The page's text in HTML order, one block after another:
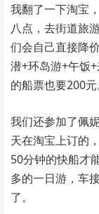
我翻了一下淘宝
八点，去街道旅
们会自己直接降
潜+环岛游+午饭
的船票也要200元
我们还参加了佩
天在淘宝上订的
50分钟的快船才
多的一日游，车
了。